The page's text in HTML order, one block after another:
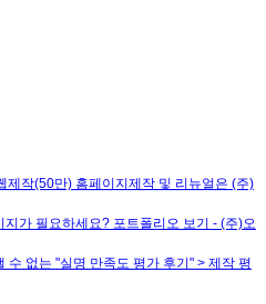
제작(50만) 홈페이지제작 및 리뉴얼은 (주)
가 필요하세요? 포트폴리오 보기 - (주)오
수 없는 "실명 만족도 평가 후기" > 제작 평